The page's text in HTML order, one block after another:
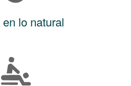
lo natural